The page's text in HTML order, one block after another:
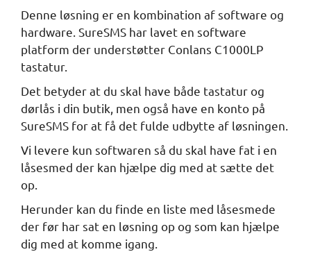
Denne løsning er en kombination af software og
hardware. SureSMS har lavet en software
platform der understøtter Conlans C1000LP
tastatur.
Det betyder at du skal have både tastatur og
dørlås i din butik, men også have en konto på
SureSMS for at få det fulde udbytte af løsningen.
Vi levere kun softwaren så du skal have fat i en
låsesmed der kan hjælpe dig med at sætte det
op.
Herunder kan du finde en liste med låsesmede
der før har sat en løsning op og som kan hjælpe
dig med at komme igang.